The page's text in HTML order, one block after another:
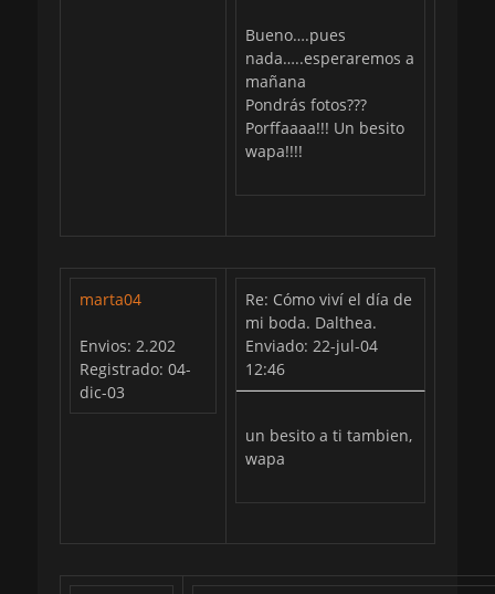
Bueno….pues
nada…..esperaremos a
mañana
Pondrás fotos???
Porffaaaa!!! Un besito
wapa!!!!
marta04
Envios: 2.202
Registrado: 04-
dic-03
Re: Cómo viví el día de
mi boda. Dalthea.
Enviado: 22-jul-04
12:46
un besito a ti tambien,
wapa